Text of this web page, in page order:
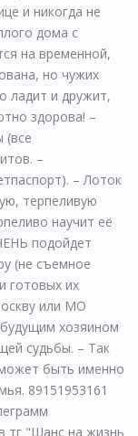
и никогда не
дома с
на временной,
но чужих
ладит и дружит,
здорова! –
(все
–
– Лоток
терпеливую
научит её
подойдет
(не съемное
готовых их
или МО
хозяином
судьбы. – Так
быть именно
89151953161
тг "Шанс на жизнь